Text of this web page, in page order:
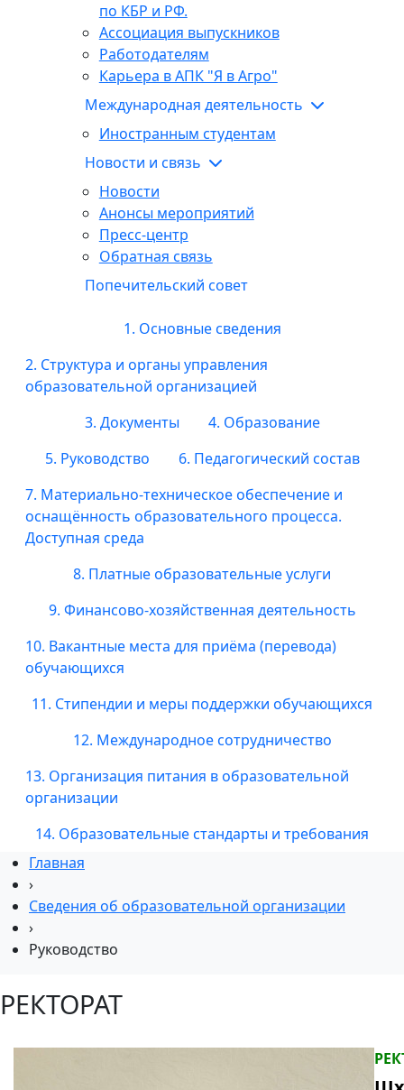
по КБР и РФ.
Ассоциация выпускников
Работодателям
Карьера в АПК "Я в Агро"
Международная деятельность
Иностранным студентам
Новости и связь
Новости
Анонсы мероприятий
Пресс-центр
Обратная связь
Попечительский совет
1. Основные сведения
2. Структура и органы управления
образовательной организацией
3. Документы
4. Образование
5. Руководство
6. Педагогический состав
7. Материально-техническое обеспечение и
оснащённость образовательного процесса.
Доступная среда
8. Платные образовательные услуги
9. Финансово-хозяйственная деятельность
10. Вакантные места для приёма (перевода)
обучающихся
11. Стипендии и меры поддержки обучающихся
12. Международное сотрудничество
13. Организация питания в образовательной
организации
14. Образовательные стандарты и требования
Главная
›
Сведения об образовательной организации
›
Руководство
РЕКТОРАТ